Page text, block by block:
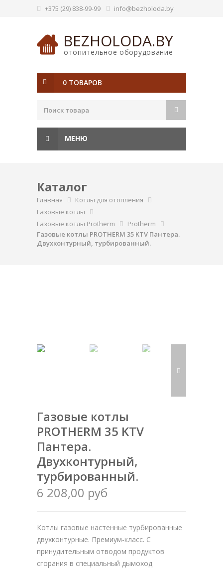
+375 (29) 838-99-99 info@bezholoda.by
BEZHOLODA.BY
отопительное оборудование
0 ТОВАРОВ
МЕНЮ
Каталог
Главная
Котлы для отопления
Газовые котлы
Газовые котлы Protherm
Protherm
Газовые котлы PROTHERM 35 KTV Пантера.
Двухконтурный, турбированный.
Газовые котлы
PROTHERM 35 KTV
Пантера.
Двухконтурный,
турбированный.
6 208,00 руб
Котлы газовые настенные турбированные
двухконтурные. Премиум-класс. С
принудительным отводом продуктов
сгорания в специальный дымоход